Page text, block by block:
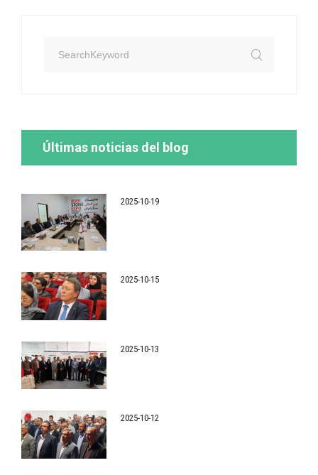
Últimas noticias del blog
2025-10-19
2025-10-15
2025-10-13
2025-10-12